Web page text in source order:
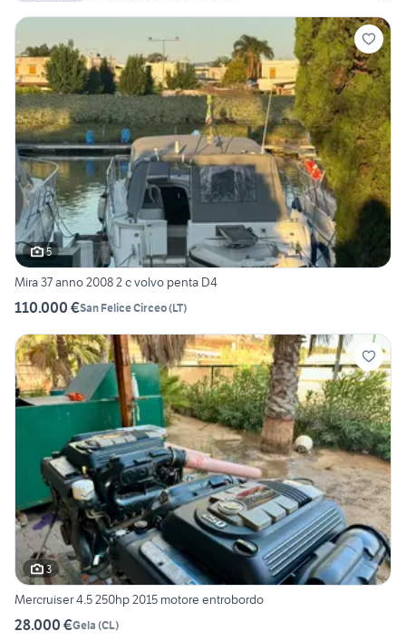
5
Mira 37 anno 2008 2 c volvo penta D4
110.000 €San Felice Circeo(LT)
3
Mercruiser 4.5 250hp 2015 motore entrobordo
28.000 €Gela (CL)